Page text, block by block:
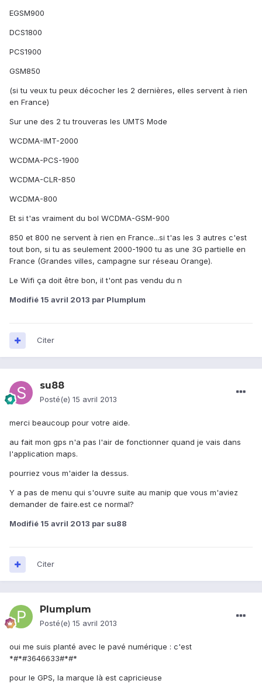
EGSM900
DCS1800
PCS1900
GSM850
(si tu veux tu peux décocher les 2 dernières, elles servent à rien
en France)
Sur une des 2 tu trouveras les UMTS Mode
WCDMA-IMT-2000
WCDMA-PCS-1900
WCDMA-CLR-850
WCDMA-800
Et si t'as vraiment du bol WCDMA-GSM-900
850 et 800 ne servent à rien en France...si t'as les 3 autres c'est
tout bon, si tu as seulement 2000-1900 tu as une 3G partielle en
France (Grandes villes, campagne sur réseau Orange).
Le Wifi ça doit être bon, il t'ont pas vendu du n
Modifié 15 avril 2013 par Plumplum
Citer
su88
Posté(e) 15 avril 2013
merci beaucoup pour votre aide.
au fait mon gps n'a pas l'air de fonctionner quand je vais dans
l'application maps.
pourriez vous m'aider la dessus.
Y a pas de menu qui s'ouvre suite au manip que vous m'aviez
demander de faire.est ce normal?
Modifié 15 avril 2013 par su88
Citer
Plumplum
Posté(e) 15 avril 2013
oui me suis planté avec le pavé numérique : c'est
*#*#3646633#*#*
pour le GPS, la marque là est capricieuse